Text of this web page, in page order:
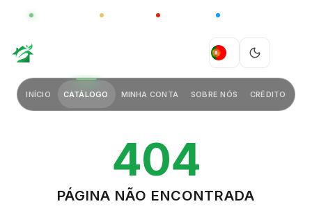
CHINA
PT
INÍCIO CATÁLOGO MINHA CONTA SOBRE NÓS CRÉDITO
404
PÁGINA NÃO ENCONTRADA